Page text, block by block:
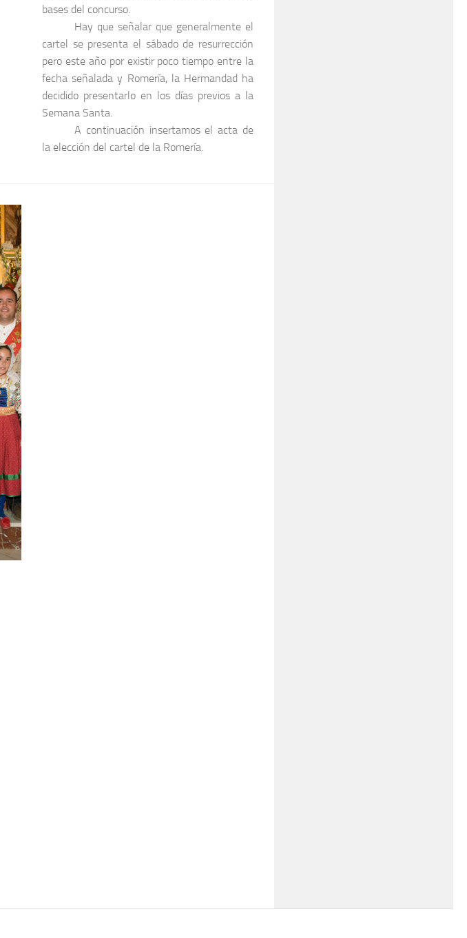
bases del concurso.
Hay que señalar que generalmente el
cartel se presenta el sábado de resurrección
pero este año por existir poco tiempo entre la
fecha señalada y Romería, la Hermandad ha
decidido presentarlo en los días previos a la
Semana Santa.
A continuación insertamos el acta de
la elección del cartel de la Romería.